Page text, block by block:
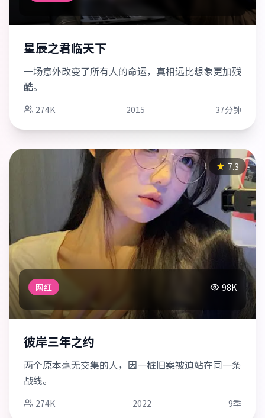
星辰之君临天下
一场意外改变了所有人的命运，真相远比想象更加残
酷。
274K 2015 37分钟
7.3
网红 98K
彼岸三年之约
两个原本毫无交集的人，因一桩旧案被迫站在同一条
战线。
274K 2022 9季